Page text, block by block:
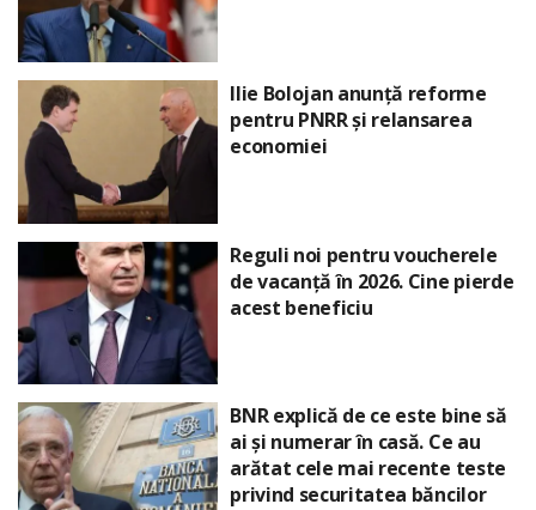
Ilie Bolojan anunță reforme
pentru PNRR și relansarea
economiei
Reguli noi pentru voucherele
de vacanță în 2026. Cine pierde
acest beneficiu
BNR explică de ce este bine să
ai și numerar în casă. Ce au
arătat cele mai recente teste
privind securitatea băncilor